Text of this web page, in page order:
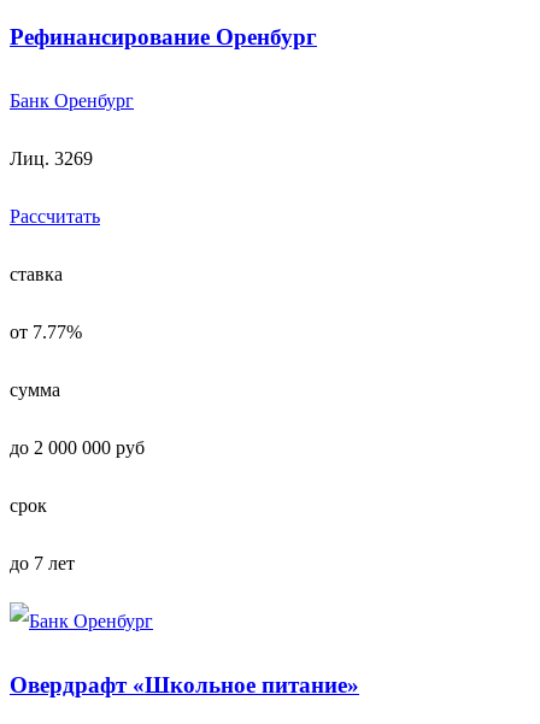
Рефинансирование Оренбург
Банк Оренбург
Лиц. 3269
Рассчитать
ставка
от 7.77%
сумма
до 2 000 000 руб
срок
до 7 лет
Овердрафт «Школьное питание»